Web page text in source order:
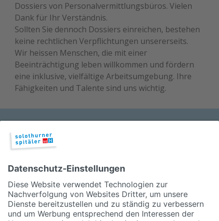
Dossiers von Personalvermittlungsbüros. Vielen
Dank für Ihr Verständnis.
Sollten Sie dennoch Dossiers einreichen, bestehen
keine rechtlichen Verpflichtungen unsererseits.
Wir heissen Menschen, die mit einer
Beeinträchtigung leben willkommen und fördern
eine inklusive, vielfältige Arbeitsumgebung. Ihre
Fähigkeiten und Talente sind uns wichtig.
Das Bürgerspital Solothurn (BSS) garantiert die
erweiterte medizinische Grundversorgung der
Stadt und Region Solothurn. Rund 2'000
Mitarbeiterinnen und Mitarbeiter sorgen rund
um die Uhr für die medizinische Betreuung und
das Wohlergehen der Patientinnen und
Patienten.